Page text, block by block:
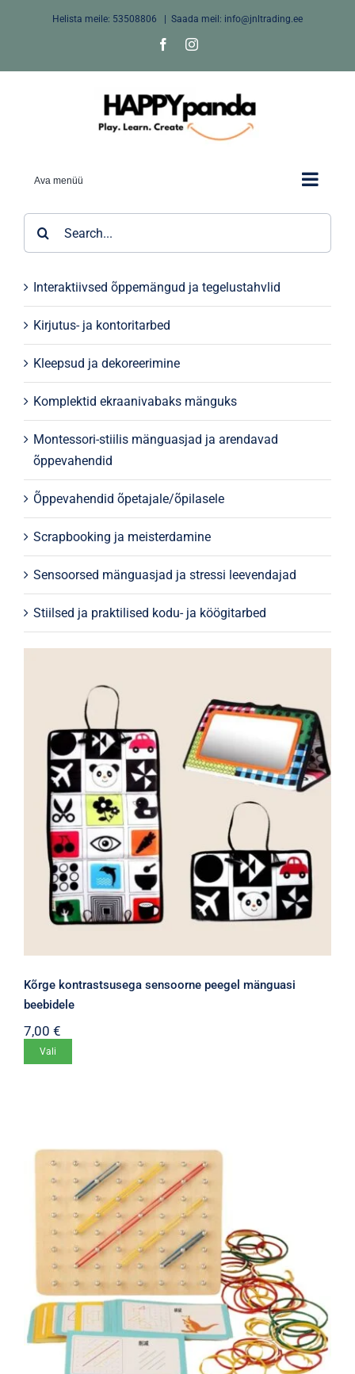
Helista meile: 53508806 Saada meil: info@jnltrading.ee
FacebookInstagram
Ava menüü
Interaktiivsed õppemängud ja tegelustahvlid
Kirjutus- ja kontoritarbed
Kleepsud ja dekoreerimine
Komplektid ekraanivabaks mänguks
Montessori-stiilis mänguasjad ja arendavad
õppevahendid
Õppevahendid õpetajale/õpilasele
Scrapbooking ja meisterdamine
Sensoorsed mänguasjad ja stressi leevendajad
Stiilsed ja praktilised kodu- ja köögitarbed
Kõrge kontrastsusega sensoorne peegel mänguasi
beebidele
7,00 €
Vali
Valikuid
saab
teha
tootelehel.